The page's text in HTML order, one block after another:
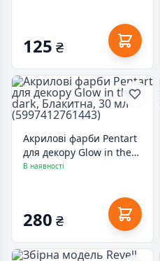
125 ₴
Акрилові фарби Pentart
для декору Glow in the
dark, Блакитна, 30 мл
В наявності
280 ₴